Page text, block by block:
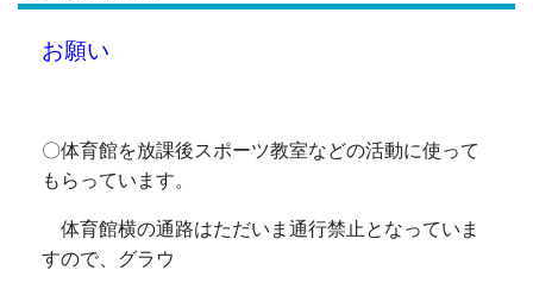
お願い
〇体育館を放課後スポーツ教室などの活動に使って
もらっています。
体育館横の通路はただいま通行禁止となっていま
すので、グラウ